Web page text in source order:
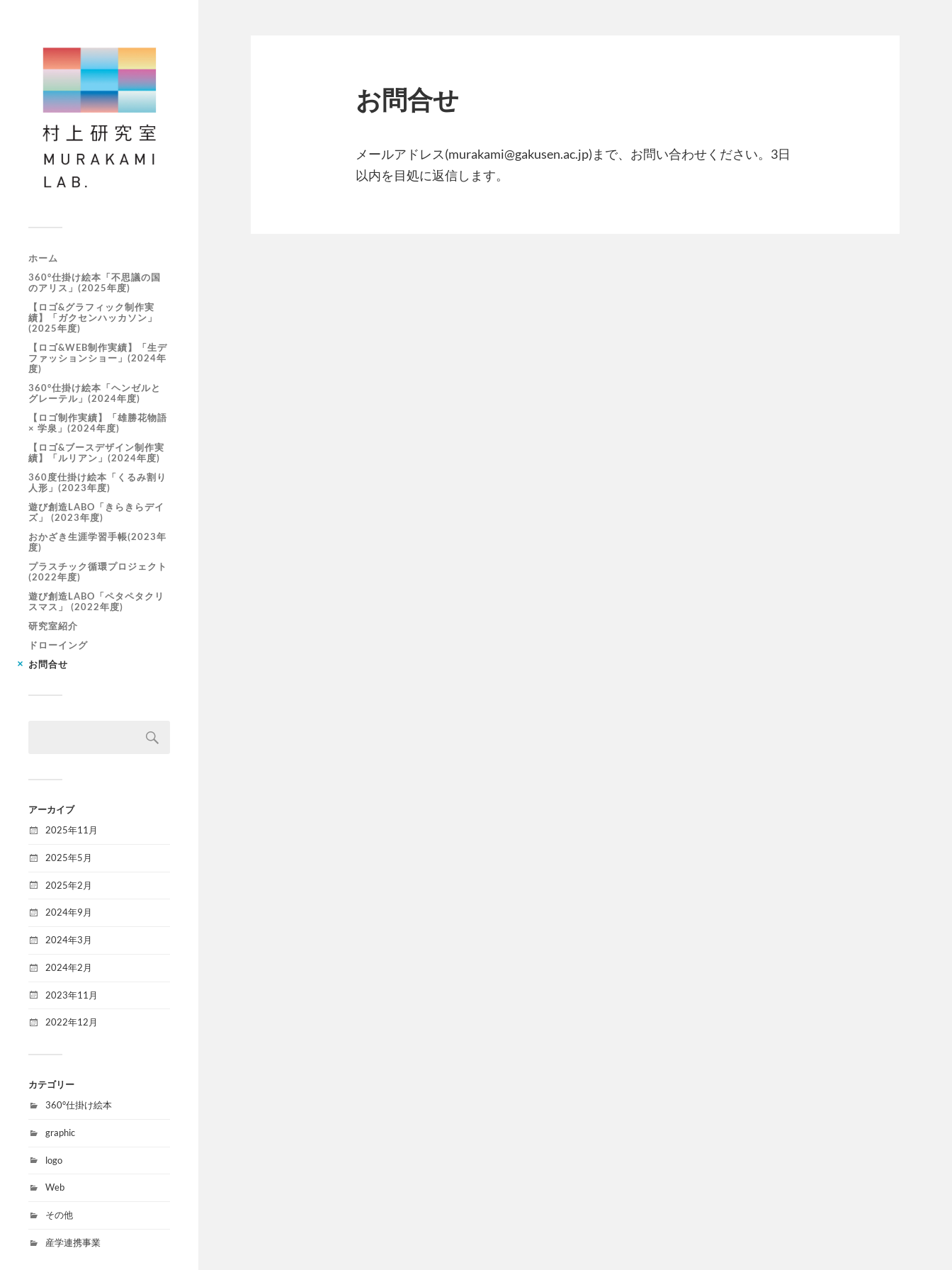
ホーム
360°仕掛け絵本「不思議の国
のアリス」(2025年度)
【ロゴ&グラフィック制作実
績】「ガクセンハッカソン」
(2025年度)
【ロゴ&WEB制作実績】「生デ
ファッションショー」(2024年
度)
360°仕掛け絵本「ヘンゼルと
グレーテル」(2024年度)
【ロゴ制作実績】「雄勝花物語
× 学泉」(2024年度)
【ロゴ&ブースデザイン制作実
績】「ルリアン」(2024年度)
360度仕掛け絵本「くるみ割り
人形」(2023年度)
遊び創造LABO「きらきらデイ
ズ」 (2023年度)
おかざき生涯学習手帳(2023年
度)
プラスチック循環プロジェクト
(2022年度)
遊び創造LABO「ペタペタクリ
スマス」 (2022年度)
研究室紹介
ドローイング
お問合せ
アーカイブ
2025年11月
2025年5月
2025年2月
2024年9月
2024年3月
2024年2月
2023年11月
2022年12月
カテゴリー
360°仕掛け絵本
graphic
logo
Web
その他
産学連携事業
お問合せ
メールアドレス(murakami@gakusen.ac.jp)まで、お問い合わせください。3日
以内を目処に返信します。